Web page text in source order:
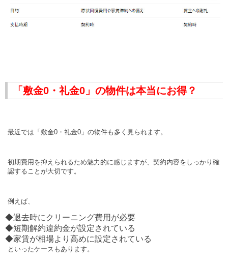
「敷金0・礼金0」の物件は本当にお得？
最近では「敷金0・礼金0」の物件も多く見られます。
初期費用を抑えられるため魅力的に感じますが、契約内容をしっかり確
認することが大切です。
例えば、
◆退去時にクリーニング費用が必要
◆短期解約違約金が設定されている
◆家賃が相場より高めに設定されている
といったケースもあります。